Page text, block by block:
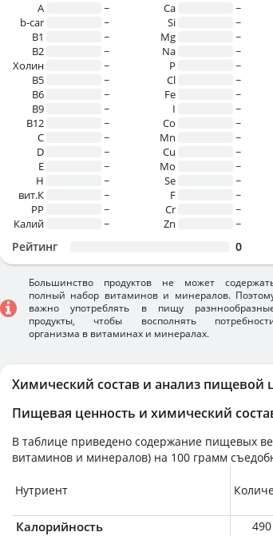
Химический состав и анализ пищевой
Пищевая ценность и химический
В таблице приведено содержание пищевых
витаминов и минералов) на 100 грамм
Нутриент
Калорийность
A
~
b-car
~
В1
~
B2
~
Холин
~
B5
~
B6
~
B9
~
B12
~
C
~
D
~
E
~
H
~
вит.К
~
PP
~
Калий
~
Ca
~
Si
~
Mg
~
Na
~
P
~
Cl
~
Fe
~
I
~
Co
~
Mn
~
Cu
~
Mo
~
Se
~
F
~
Cr
~
Zn
~
Рейтинг 0
Большинство продуктов не может
полный набор витаминов и минералов.
важно употреблять в пищу
продукты, чтобы восполнять
организма в витаминах и минералах.